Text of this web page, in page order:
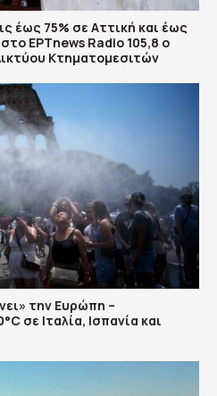
έως 75% σε Αττική και έως
ΕΡΤnews Radio 105,8 ο
Κτηματομεσιτών
την Ευρώπη –
σε Ιταλία, Ισπανία και